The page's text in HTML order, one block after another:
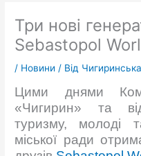
Три нові
Sebastopol
/ Новини / Від
Цими днями
«Чигирин» та
туризму, молоді
міської ради